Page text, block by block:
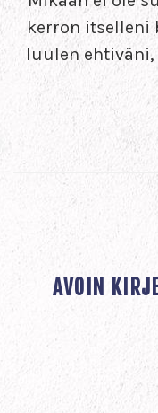
kerron itselleni
luulen
AVOIN